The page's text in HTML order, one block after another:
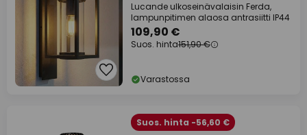
Lucande ulkoseinävalaisin Ferda,
lampunpitimen alaosa antrasiitti IP44
109,90 €
Suos. hinta151,90 €
Varastossa
Suos. hinta -56,60 €